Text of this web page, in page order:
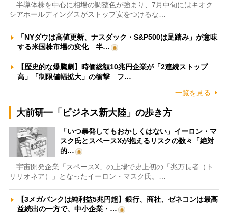
半導体株を中心に相場の調整色が強まり、7月中旬にはキオク
シアホールディングスがストップ安をつけるな…
「NYダウは高値更新、ナスダック・S&P500は足踏み」が意味
する米国株市場の変化 半…
【歴史的な爆騰劇】時価総額10兆円企業が「2連続ストップ
高」「制限値幅拡大」の衝撃 フ…
一覧を見る
大前研一「ビジネス新大陸」の歩き方
「いつ暴発してもおかしくはない」イーロン・マ
スク氏とスペースXが抱えるリスクの数々「絶対
的…
宇宙開発企業「スペースX」の上場で史上初の「兆万長者（ト
リリオネア）」となったイーロン・マスク氏。…
【3メガバンクは純利益5兆円超】銀行、商社、ゼネコンは最高
益続出の一方で、中小企業・…